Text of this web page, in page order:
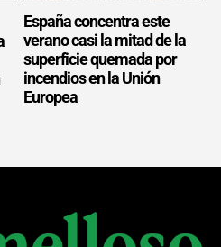
España concentra este
verano casi la mitad de la
superficie quemada por
incendios en la Unión
Europea